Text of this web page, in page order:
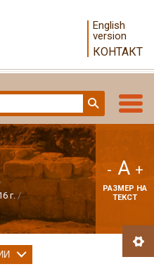
English
version
КОНТАКТ
г.
- A +
РАЗМЕР НА
ТЕКСТ